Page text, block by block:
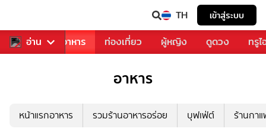
TH เข้าสู่ระบบ
อ่าน
การเพลง อาหาร ท่องเที่ยว ผู้หญิง ดูดวง ทรู
อาหาร
หน้าแรกอาหาร รวมร้านอาหารอร่อย บุฟเฟ่ต์ ร้านกา